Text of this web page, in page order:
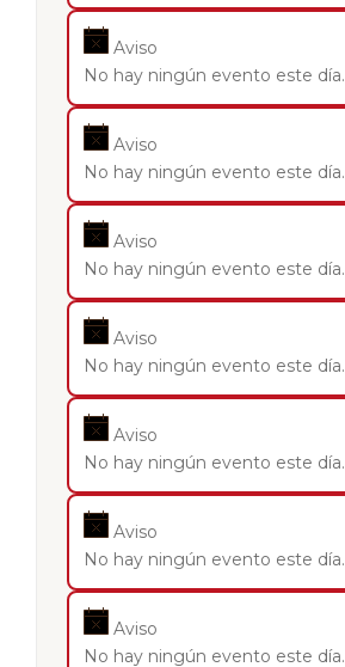
Aviso
No hay ningún evento este día.
Aviso
No hay ningún evento este día.
Aviso
No hay ningún evento este día.
Aviso
No hay ningún evento este día.
Aviso
No hay ningún evento este día.
Aviso
No hay ningún evento este día.
Aviso
No hay ningún evento este día.